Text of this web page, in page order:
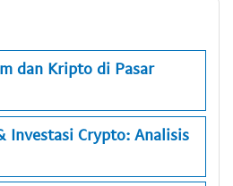
dan Kripto di Pasar
Investasi Crypto: Analisis